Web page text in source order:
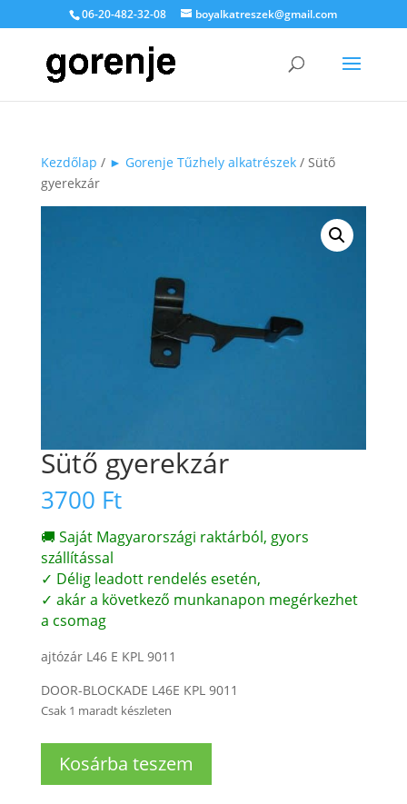
06-20-482-32-08 boyalkatreszek@gmail.com
Kezdőlap / ► Gorenje Tűzhely alkatrészek/ Sütő
gyerekzár
Sütő gyerekzár
3700 Ft
🚚 Saját Magyarországi raktárból, gyors
szállítással
✓ Délig leadott rendelés esetén,
✓ akár a következő munkanapon megérkezhet
a csomag
ajtózár L46 E KPL 9011
DOOR-BLOCKADE L46E KPL 9011
Csak 1 maradt készleten
gyerekzár
Kosárba teszem